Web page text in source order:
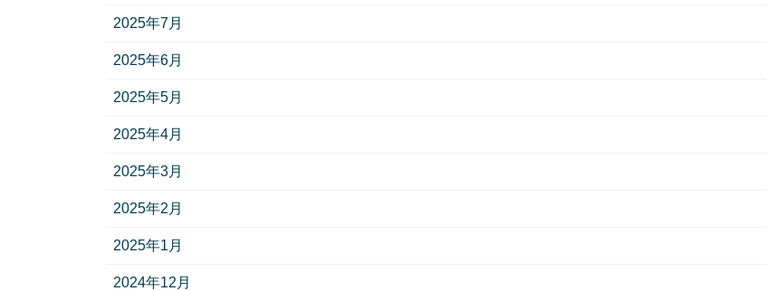
2025年7月
2025年6月
2025年5月
2025年4月
2025年3月
2025年2月
2025年1月
2024年12月